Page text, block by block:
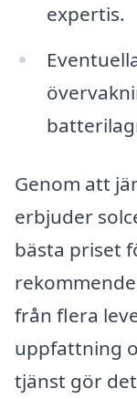
expertis.
Genom att
erbjuder
bästa priset
från flera
uppfattning
tjänst gör